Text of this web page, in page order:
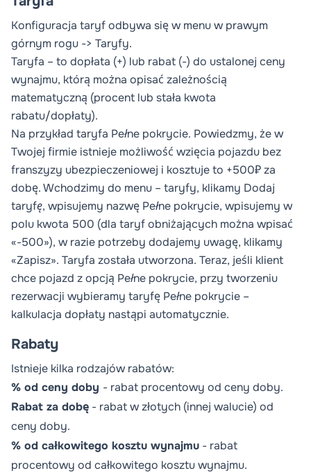
Konfiguracja taryf odbywa się w menu w prawym
górnym rogu -> Taryfy.
Taryfa – to dopłata (+) lub rabat (-) do ustalonej ceny
wynajmu, którą można opisać zależnością
matematyczną (procent lub stała kwota
rabatu/dopłaty).
Na przykład taryfa Pełne pokrycie. Powiedzmy, że w
Twojej firmie istnieje możliwość wzięcia pojazdu bez
franszyzy ubezpieczeniowej i kosztuje to +500₽ za
dobę. Wchodzimy do menu – taryfy, klikamy Dodaj
taryfę, wpisujemy nazwę Pełne pokrycie, wpisujemy w
polu kwota 500 (dla taryf obniżających można wpisać
«-500»), w razie potrzeby dodajemy uwagę, klikamy
«Zapisz». Taryfa została utworzona. Teraz, jeśli klient
chce pojazd z opcją Pełne pokrycie, przy tworzeniu
rezerwacji wybieramy taryfę Pełne pokrycie –
kalkulacja dopłaty nastąpi automatycznie.
Rabaty
Istnieje kilka rodzajów rabatów:
% od ceny doby - rabat procentowy od ceny doby.
Rabat za dobę - rabat w złotych (innej walucie) od
ceny doby.
% od całkowitego kosztu wynajmu - rabat
procentowy od całkowitego kosztu wynajmu.